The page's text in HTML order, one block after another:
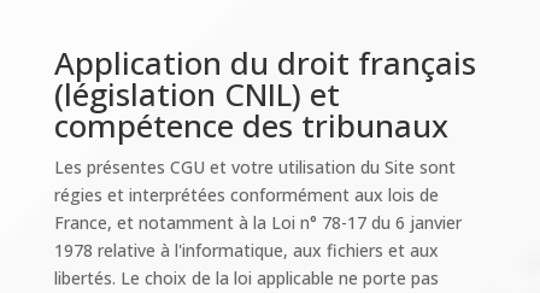
Application du droit français
(législation CNIL) et
compétence des tribunaux
Les présentes CGU et votre utilisation du Site sont
régies et interprétées conformément aux lois de
France, et notamment à la Loi n° 78-17 du 6 janvier
1978 relative à l'informatique, aux fichiers et aux
libertés. Le choix de la loi applicable ne porte pas